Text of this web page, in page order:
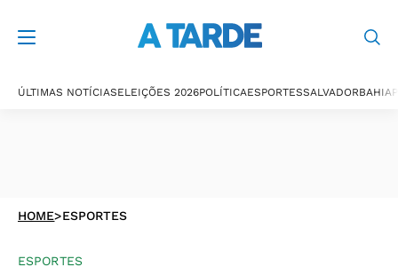
ÚLTIMAS NOTÍCIASELEIÇÕES 2026POLÍTICAESPORTESSALVADORBAHIA
HOME>ESPORTES
ESPORTES